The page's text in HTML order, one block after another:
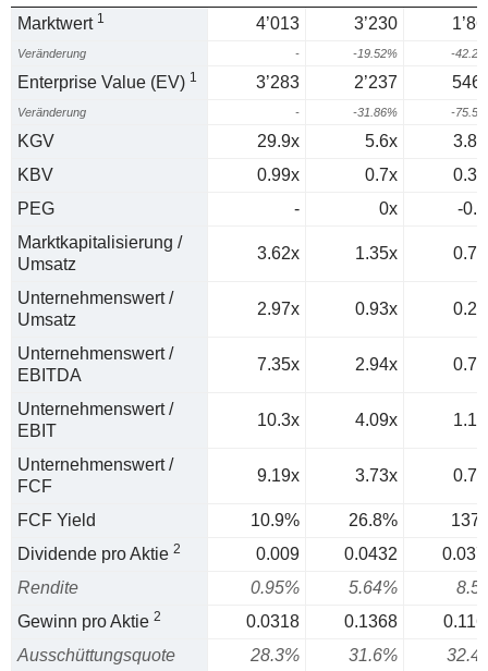
Marktwert 1 4’013 3’230
Veränderung - -19.52% -
Enterprise Value (EV) 1 3’283 2’237
Veränderung - -31.86% -
KGV 29.9x 5.6x
KBV
0.99x 0.7x
PEG
- 0x
-
Marktkapitalisierung /
Umsatz
3.62x 1.35x
Unternehmenswert /
Umsatz
2.97x 0.93x
Unternehmenswert /
EBITDA
7.35x 2.94x
Unternehmenswert /
EBIT
10.3x 4.09x
Unternehmenswert /
FCF
9.19x 3.73x
FCF Yield 10.9% 26.8%
Dividende pro Aktie 2 0.009 0.0432
Rendite
0.95% 5.64%
Gewinn pro Aktie 2 0.0318 0.1368
Ausschüttungsquote
28.3% 31.6%